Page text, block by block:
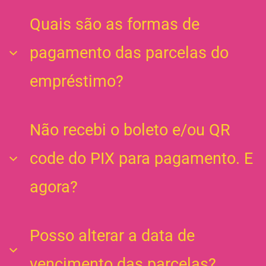
caso amanhã seja sábado, domingo ou feriado
Quais são as formas de
pagamento das parcelas do
empréstimo?
O pagamento será por meio de boleto bancário ou
quantidade de parcelas escolhidas.
Não recebi o boleto e/ou QR
code do PIX para pagamento. E
agora?
O boleto e/ou QR code do PIX é enviado por e-mail,
WhatsApp e SMS cadastrados 7 (sete) dias antes
Posso alterar a data de